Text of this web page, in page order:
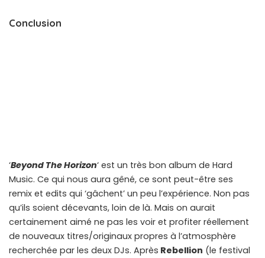
Conclusion
‘Beyond The Horizon‘ est un très bon album de Hard
Music. Ce qui nous aura gêné, ce sont peut-être ses
remix et edits qui ‘gâchent’ un peu l’expérience. Non pas
qu’ils soient décevants, loin de là. Mais on aurait
certainement aimé ne pas les voir et profiter réellement
de nouveaux titres/originaux propres à l’atmosphère
recherchée par les deux DJs. Après Rebellion (le festival